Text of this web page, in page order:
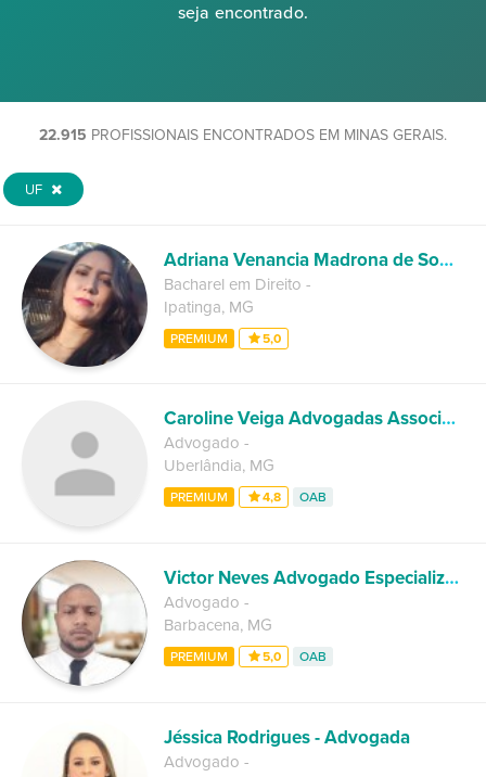
seja encontrado.
22.915 PROFISSIONAIS ENCONTRADOS EM MINAS GERAIS.
UF
Adriana Venancia Madrona de Sousa
Bacharel em Direito -
Ipatinga, MG
PREMIUM 5,0
Caroline Veiga Advogadas Associadas
Advogado -
Uberlândia, MG
PREMIUM 4,8 OAB
Victor Neves Advogado Especializado
Advogado -
Barbacena, MG
PREMIUM 5,0 OAB
Jéssica Rodrigues - Advogada
Advogado -